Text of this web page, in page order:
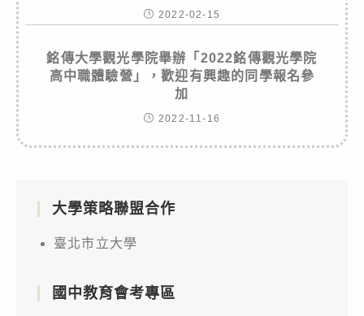
2022-02-15
銘傳大學觀光學院舉辦「2022銘傳觀光學院
高中職體驗營」，歡迎有興趣的同學報名參
加
2022-11-16
大學策略聯盟合作
臺北市立大學
國中教育會考專區